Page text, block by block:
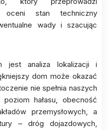
oceni stan techniczny
wady i szacując
jest analiza lokalizacji i
dom może okazać
nie spełnia naszych
hałasu, obecność
przemysłowych, a
– dróg dojazdowych,